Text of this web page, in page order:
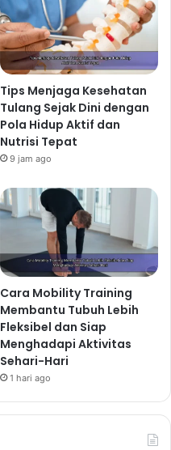
Tips Menjaga Kesehatan
Tulang Sejak Dini dengan
Pola Hidup Aktif dan
Nutrisi Tepat
9 jam ago
Cara Mobility Training
Membantu Tubuh Lebih
Fleksibel dan Siap
Menghadapi Aktivitas
Sehari-Hari
1 hari ago